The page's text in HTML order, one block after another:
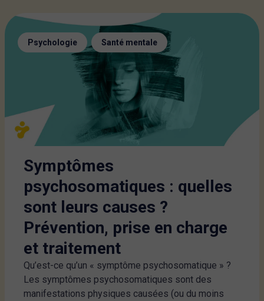
Psychologie , Santé mentale
Symptômes
psychosomatiques : quelles
sont leurs causes ?
Prévention, prise en charge
et traitement
Qu’est-ce qu’un « symptôme psychosomatique » ?
Les symptômes psychosomatiques sont des
manifestations physiques causées (ou du moins